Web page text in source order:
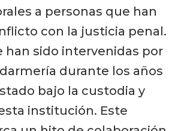
a personas que han
con la justicia penal.
han sido intervenidas por
durante los años
bajo la custodia y
institución. Este